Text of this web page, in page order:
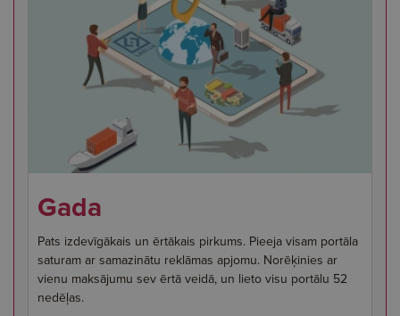
Gada
Pats izdevīgākais un ērtākais pirkums. Pieeja visam portāla
saturam ar samazinātu reklāmas apjomu. Norēķinies ar
vienu maksājumu sev ērtā veidā, un lieto visu portālu 52
nedēļas.